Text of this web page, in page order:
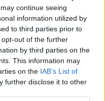
continue seeing
information utilized by
to third parties prior to
out of the further
by third parties on the
This information may
on the IAB’s List of
further disclose it to other
szakirányú
erősít a Gál Ferenc